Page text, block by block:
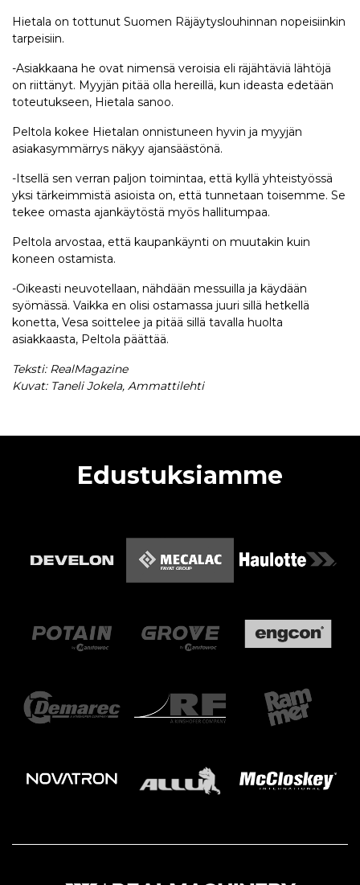
Hietala on tottunut Suomen Räjäytyslouhinnan nopeisiinkin
tarpeisiin.
-Asiakkaana he ovat nimensä veroisia eli räjähtäviä lähtöjä
on riittänyt. Myyjän pitää olla hereillä, kun ideasta edetään
toteutukseen, Hietala sanoo.
Peltola kokee Hietalan onnistuneen hyvin ja myyjän
asiakasymmärrys näkyy ajansäästönä.
-Itsellä sen verran paljon toimintaa, että kyllä yhteistyössä
yksi tärkeimmistä asioista on, että tunnetaan toisemme. Se
tekee omasta ajankäytöstä myös hallitumpaa.
Peltola arvostaa, että kaupankäynti on muutakin kuin
koneen ostamista.
-Oikeasti neuvotellaan, nähdään messuilla ja käydään
syömässä. Vaikka en olisi ostamassa juuri sillä hetkellä
konetta, Vesa soittelee ja pitää sillä tavalla huolta
asiakkaasta, Peltola päättää.
Teksti: RealMagazine
Kuvat: Taneli Jokela, Ammattilehti
Edustuksiamme